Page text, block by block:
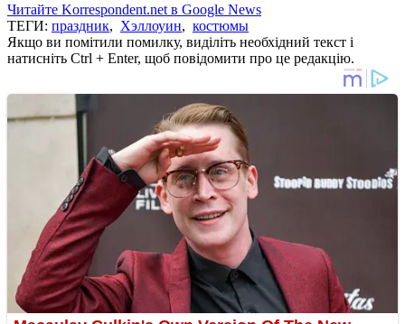
Читайте Korrespondent.net в Google News
ТЕГИ: праздник, Хэллоуин, костюмы
Якщо ви помітили помилку, виділіть необхідний текст і
натисніть Ctrl + Enter, щоб повідомити про це редакцію.